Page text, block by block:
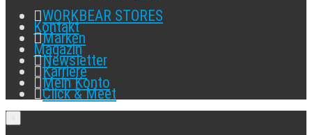
WORKBEAR STORES
Kontakt
Marken
Magazin
Newsletter
Karriere
Mein Konto
Click & Meet